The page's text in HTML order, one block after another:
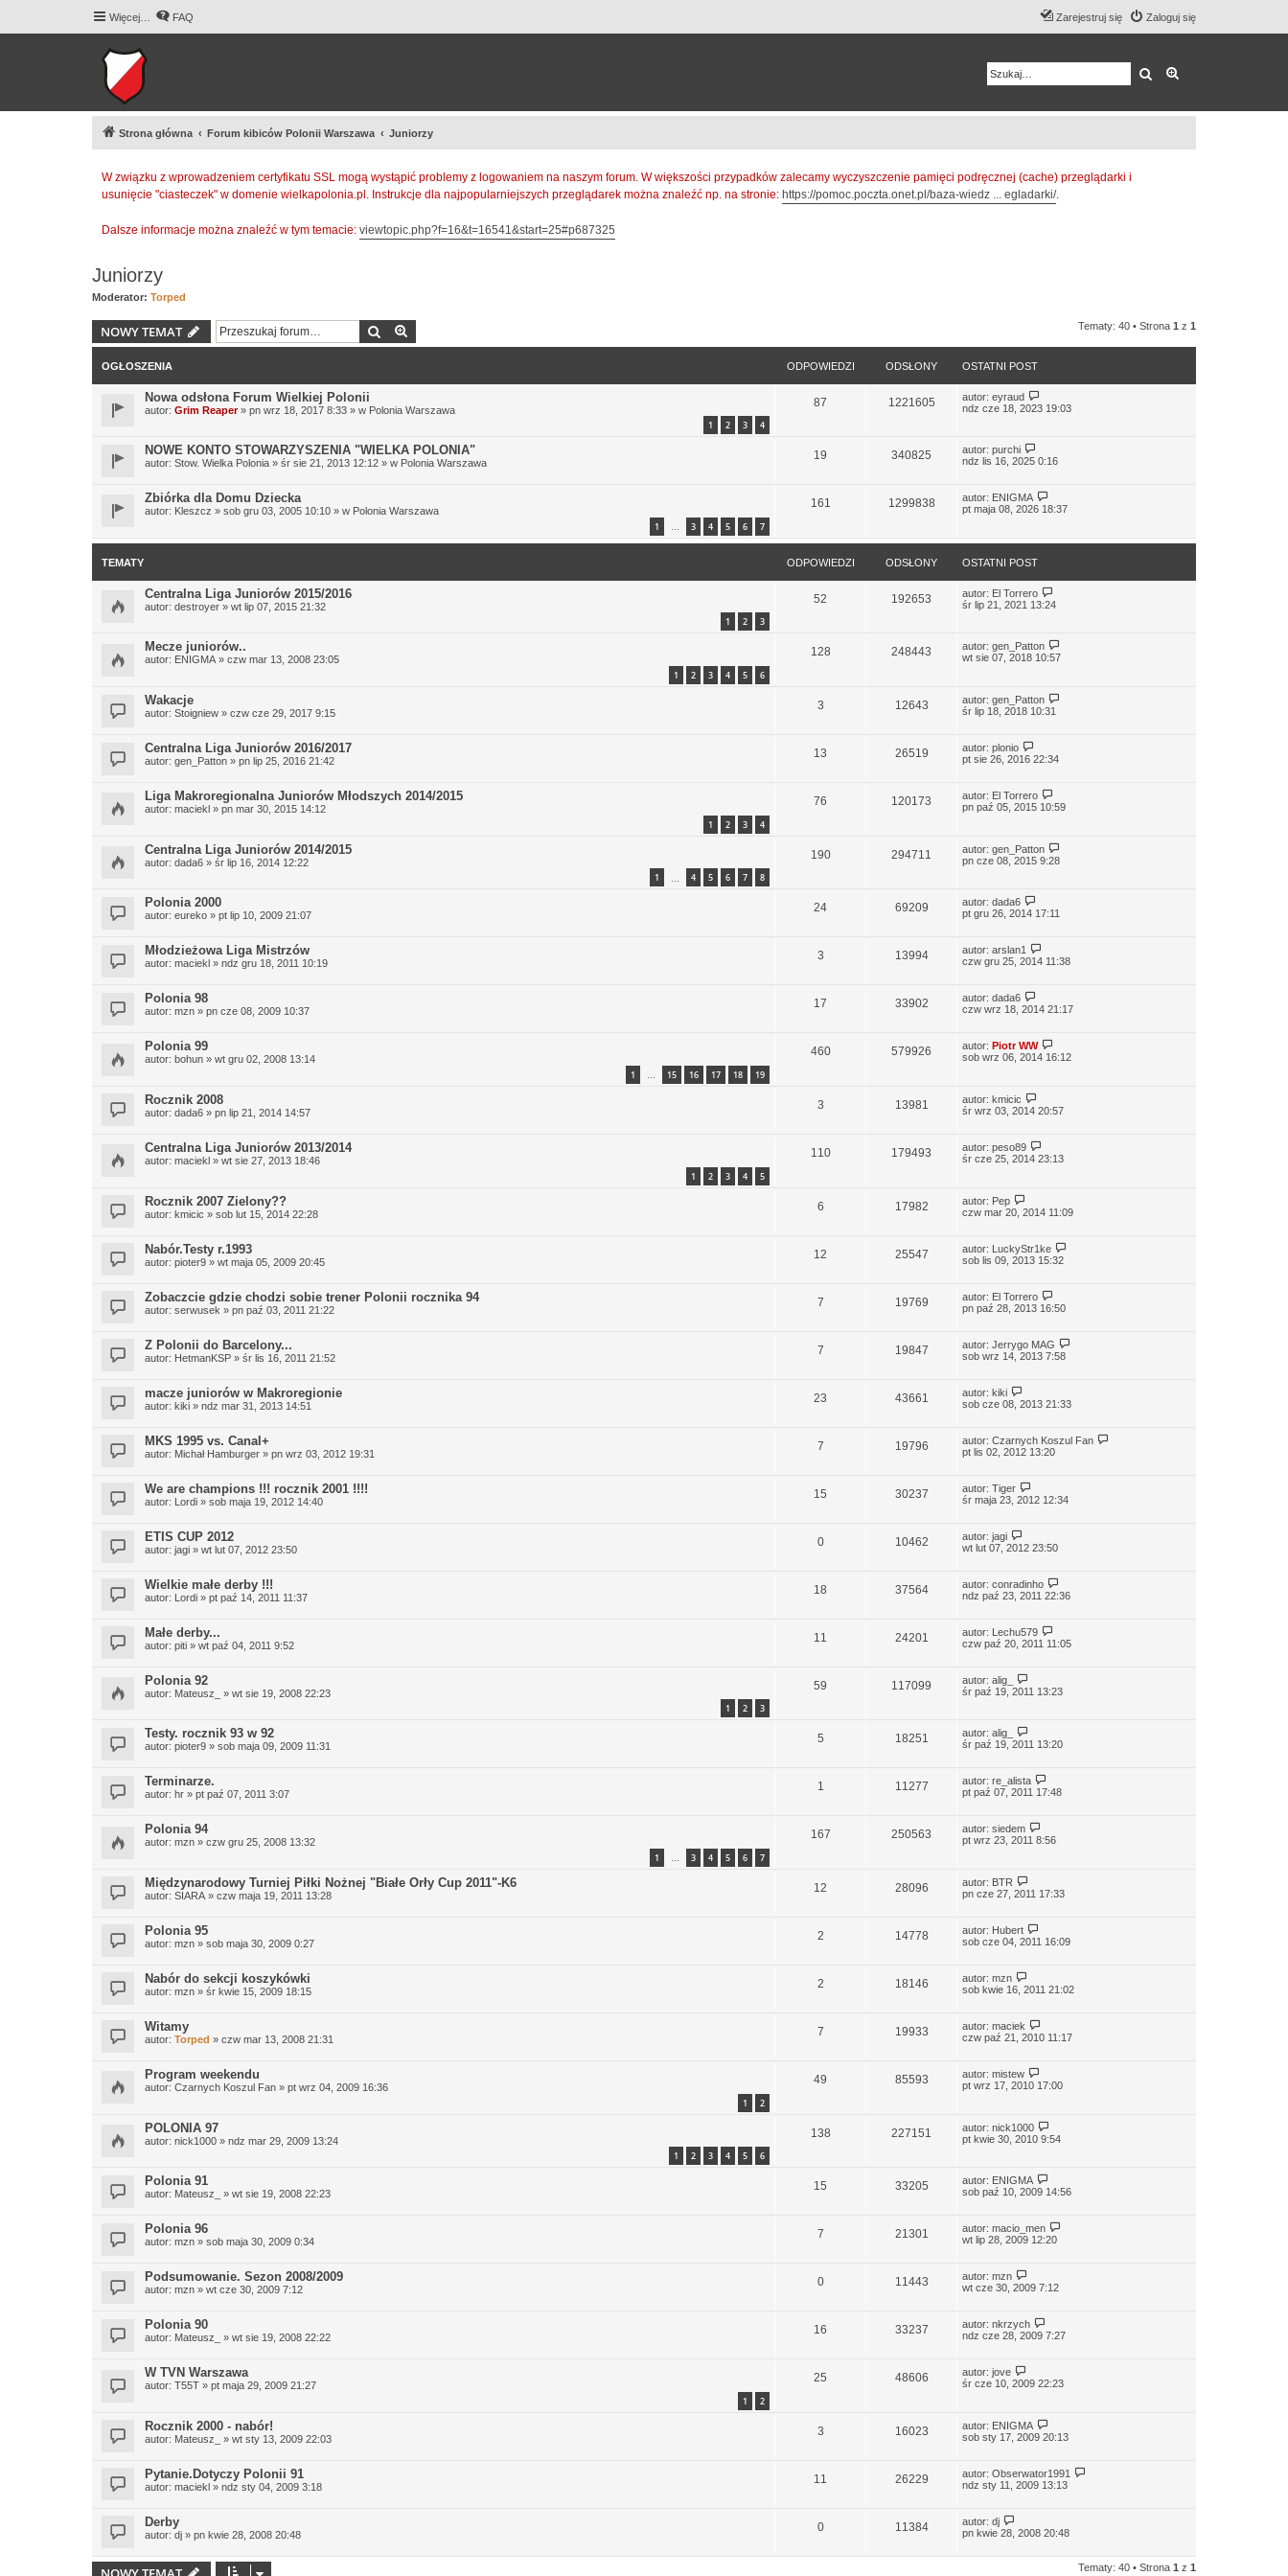
Więcej… FAQ Zaloguj się
Zarejestruj się
Szukaj
Strona główna Forum kibiców Polonii Warszawa Juniorzy
W związku z wprowadzeniem certyfikatu SSL mogą wystąpić problemy z logowaniem na naszym forum. W większości przypadków zalecamy wyczyszczenie pamięci podręcznej (cache) przeglądarki i
usunięcie "ciasteczek" w domenie wielkapolonia.pl. Instrukcje dla najpopularniejszych przeglądarek można znaleźć np. na stronie: https://pomoc.poczta.onet.pl/baza-wiedz ... egladarki/.
Dalsze informacje można znaleźć w tym temacie: viewtopic.php?f=16&t=16541&start=25#p687325
Juniorzy
Moderator: Torped
NOWY TEMAT Szukaj Tematy: 40 • Strona 1 z 1
OGŁOSZENIA ODPOWIEDZI ODSŁONY OSTATNI POST
Nowa odsłona Forum Wielkiej Polonii
autor: Grim Reaper» pn wrz 18, 2017 8:33 » w Polonia Warszawa
1 2 3 4
87 1221605 autor: eyraud
ndz cze 18, 2023 19:03
NOWE KONTO STOWARZYSZENIA "WIELKA POLONIA"
autor: Stow. Wielka Polonia » śr sie 21, 2013 12:12 » w Polonia Warszawa
19 340825 autor: purchi
ndz lis 16, 2025 0:16
Zbiórka dla Domu Dziecka
autor: Kleszcz » sob gru 03, 2005 10:10 » w Polonia Warszawa
1 … 3 4 5 6 7
161 1299838 autor: ENIGMA
pt maja 08, 2026 18:37
TEMATY ODPOWIEDZI ODSŁONY OSTATNI POST
Centralna Liga Juniorów 2015/2016
autor: destroyer » wt lip 07, 2015 21:32
1 2 3
52 192653 autor: El Torrero
śr lip 21, 2021 13:24
Mecze juniorów..
autor: ENIGMA » czw mar 13, 2008 23:05
1 2 3 4 5 6
128 248443 autor: gen_Patton
wt sie 07, 2018 10:57
Wakacje
autor: Stoigniew » czw cze 29, 2017 9:15
3 12643 autor: gen_Patton
śr lip 18, 2018 10:31
Centralna Liga Juniorów 2016/2017
autor: gen_Patton » pn lip 25, 2016 21:42
13 26519 autor: plonio
pt sie 26, 2016 22:34
Liga Makroregionalna Juniorów Młodszych 2014/2015
autor: maciekl » pn mar 30, 2015 14:12
1 2 3 4
76 120173 autor: El Torrero
pn paź 05, 2015 10:59
Centralna Liga Juniorów 2014/2015
autor: dada6 » śr lip 16, 2014 12:22
1 4 5 6 7 8
190 294711 autor: gen_Patton
pn cze 08, 2015 9:28
Polonia 2000
autor: eureko » pt lip 10, 2009 21:07
24 69209 autor: dada6
pt gru 26, 2014 17:11
Młodzieżowa Liga Mistrzów
autor: maciekl » ndz gru 18, 2011 10:19
3 13994 autor: arslan1
czw gru 25, 2014 11:38
Polonia 98
autor: mzn » pn cze 08, 2009 10:37
17 33902 autor: dada6
czw wrz 18, 2014 21:17
Polonia 99
autor: bohun » wt gru 02, 2008 13:14
1 … 15 16 17 18 19
460 579926 autor: Piotr WW
sob wrz 06, 2014 16:12
Rocznik 2008
autor: dada6 » pn lip 21, 2014 14:57
3 13981 autor: kmicic
śr wrz 03, 2014 20:57
Centralna Liga Juniorów 2013/2014
autor: maciekl » wt sie 27, 2013 18:46
1 2 3 4 5
110 179493 autor: peso89
śr cze 25, 2014 23:13
Rocznik 2007 Zielony??
autor: kmicic » sob lut 15, 2014 22:28
6 17982 autor: Pep
czw mar 20, 2014 11:09
Nabór.Testy r.1993
autor: pioter9 » wt maja 05, 2009 20:45
12 25547 autor: LuckyStr1ke
sob lis 09, 2013 15:32
Zobaczcie gdzie chodzi sobie trener Polonii rocznika 94
autor: serwusek » pn paź 03, 2011 21:22
7 19769 autor: El Torrero
pn paź 28, 2013 16:50
Z Polonii do Barcelony...
autor: HetmanKSP » śr lis 16, 2011 21:52
7 19847 autor: Jerrygo MAG
sob wrz 14, 2013 7:58
macze juniorów w Makroregionie
autor: kiki » ndz mar 31, 2013 14:51
23 43661 autor: kiki
sob cze 08, 2013 21:33
MKS 1995 vs. Canal+
autor: Michał Hamburger » pn wrz 03, 2012 19:31
7 19796 autor: Czarnych Koszul Fan
pt lis 02, 2012 13:20
We are champions !!! rocznik 2001 !!!!
autor: Lordi » sob maja 19, 2012 14:40
15 30237 autor: Tiger
śr maja 23, 2012 12:34
ETIS CUP 2012
autor: jagi » wt lut 07, 2012 23:50
0 10462 autor: jagi
wt lut 07, 2012 23:50
Wielkie małe derby !!!
autor: Lordi » pt paź 14, 2011 11:37
18 37564 autor: conradinho
ndz paź 23, 2011 22:36
Małe derby...
autor: piti » wt paź 04, 2011 9:52
11 24201 autor: Lechu579
czw paź 20, 2011 11:05
Polonia 92
autor: Mateusz_ » wt sie 19, 2008 22:23
1 2 3
59 117099 autor: alig_
śr paź 19, 2011 13:23
Testy. rocznik 93 w 92
autor: pioter9 » sob maja 09, 2009 11:31
5 18251 autor: alig_
śr paź 19, 2011 13:20
Terminarze.
autor: hr » pt paź 07, 2011 3:07
1 11277 autor: re_alista
pt paź 07, 2011 17:48
Polonia 94
autor: mzn » czw gru 25, 2008 13:32
1 … 3 4 5 6 7
167 250563 autor: siedem
pt wrz 23, 2011 8:56
Międzynarodowy Turniej Piłki Nożnej "Białe Orły Cup 2011"-K6
autor: SIARA » czw maja 19, 2011 13:28
12 28096 autor: BTR
pn cze 27, 2011 17:33
Polonia 95
autor: mzn » sob maja 30, 2009 0:27
2 14778 autor: Hubert
sob cze 04, 2011 16:09
Nabór do sekcji koszykówki
autor: mzn » śr kwie 15, 2009 18:15
2 18146 autor: mzn
sob kwie 16, 2011 21:02
Witamy
autor: Torped » czw mar 13, 2008 21:31
7 19933 autor: maciek
czw paź 21, 2010 11:17
Program weekendu
autor: Czarnych Koszul Fan » pt wrz 04, 2009 16:36
1 2
49 85593 autor: mistew
pt wrz 17, 2010 17:00
POLONIA 97
autor: nick1000 » ndz mar 29, 2009 13:24
1 2 3 4 5 6
138 227151 autor: nick1000
pt kwie 30, 2010 9:54
Polonia 91
autor: Mateusz_ » wt sie 19, 2008 22:23
15 33205 autor: ENIGMA
sob paź 10, 2009 14:56
Polonia 96
autor: mzn » sob maja 30, 2009 0:34
7 21301 autor: macio_men
wt lip 28, 2009 12:20
Podsumowanie. Sezon 2008/2009
autor: mzn » wt cze 30, 2009 7:12
0 11443 autor: mzn
wt cze 30, 2009 7:12
Polonia 90
autor: Mateusz_ » wt sie 19, 2008 22:22
16 33237 autor: nkrzych
ndz cze 28, 2009 7:27
W TVN Warszawa
autor: T55T » pt maja 29, 2009 21:27
1 2
25 48606 autor: jove
śr cze 10, 2009 22:23
Rocznik 2000 - nabór!
autor: Mateusz_ » wt sty 13, 2009 22:03
3 16023 autor: ENIGMA
sob sty 17, 2009 20:13
Pytanie.Dotyczy Polonii 91
autor: maciekl » ndz sty 04, 2009 3:18
11 26229 autor: Obserwator1991
ndz sty 11, 2009 13:13
Derby
autor: dj » pn kwie 28, 2008 20:48
0 11384 autor: dj
pn kwie 28, 2008 20:48
Tematy: 40 • Strona 1 z 1